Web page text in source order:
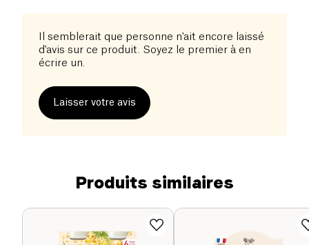
Il semblerait que personne n'ait encore laissé
d'avis sur ce produit. Soyez le premier à en
écrire un.
Laisser votre avis
Produits similaires